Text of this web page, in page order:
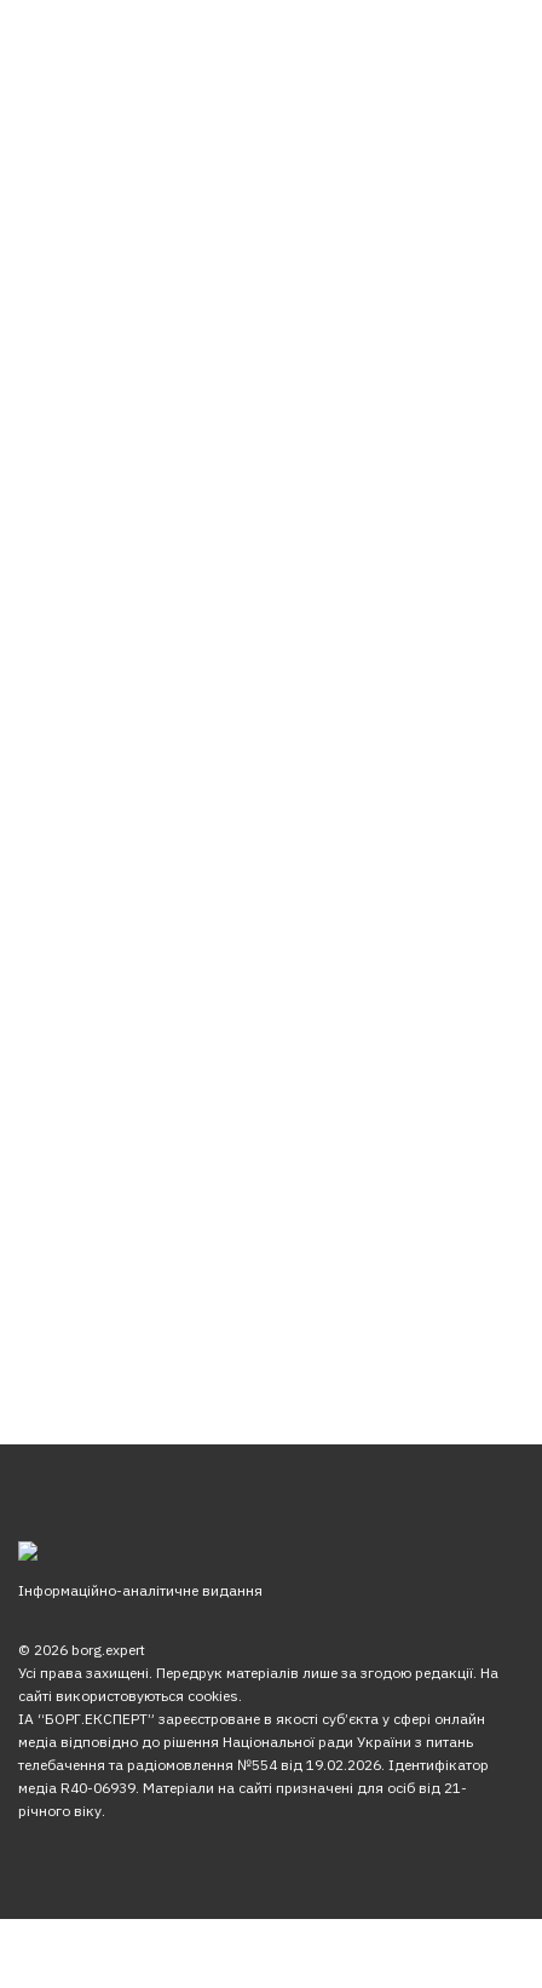
Інформаційно-аналітичне видання
© 2026 borg.expert
Усі права захищені. Передрук матеріалів лише за згодою редакції. На
сайті використовуються cookies.
ІА “БОРГ.ЕКСПЕРТ” зареєстроване в якості суб’єкта у сфері онлайн
медіа відповідно до рішення Національної ради України з питань
телебачення та радіомовлення №554 від 19.02.2026. Ідентифікатор
медіа R40-06939. Матеріали на сайті призначені для осіб від 21-
річного віку.